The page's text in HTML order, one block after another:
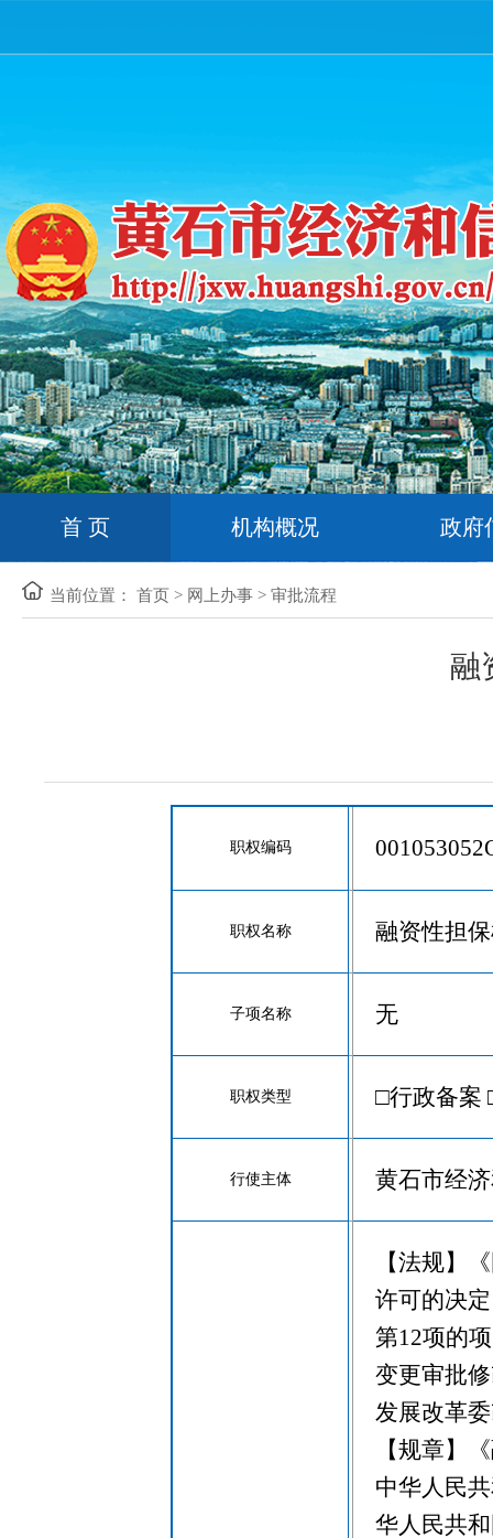
首 页 机构概况 政府
当前位置： 首页 > 网上办事 > 审批流程
融
职权编码
职权名称 融资性担
子项名称 无
职权类型 □行政备案
行使主体 黄石市经
【法规】
许可的决
第12项的
变更审批
发展改革
【规章】
中华人民
华人民共